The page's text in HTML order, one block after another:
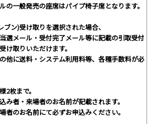
一般発売の座席はパイプ椅子席となります。
ン)受け取りを選択された場合、
選メール・受付完了メール等に記載の引取受付
け取りいただけます。
他に送料・システム利用料等、各種手数料が必
枚まで。
者・来場者のお名前が記載されます。
者のお名前にて必ずお申込みください。